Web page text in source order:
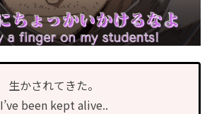
生かされてきた。
I’ve been kept alive..